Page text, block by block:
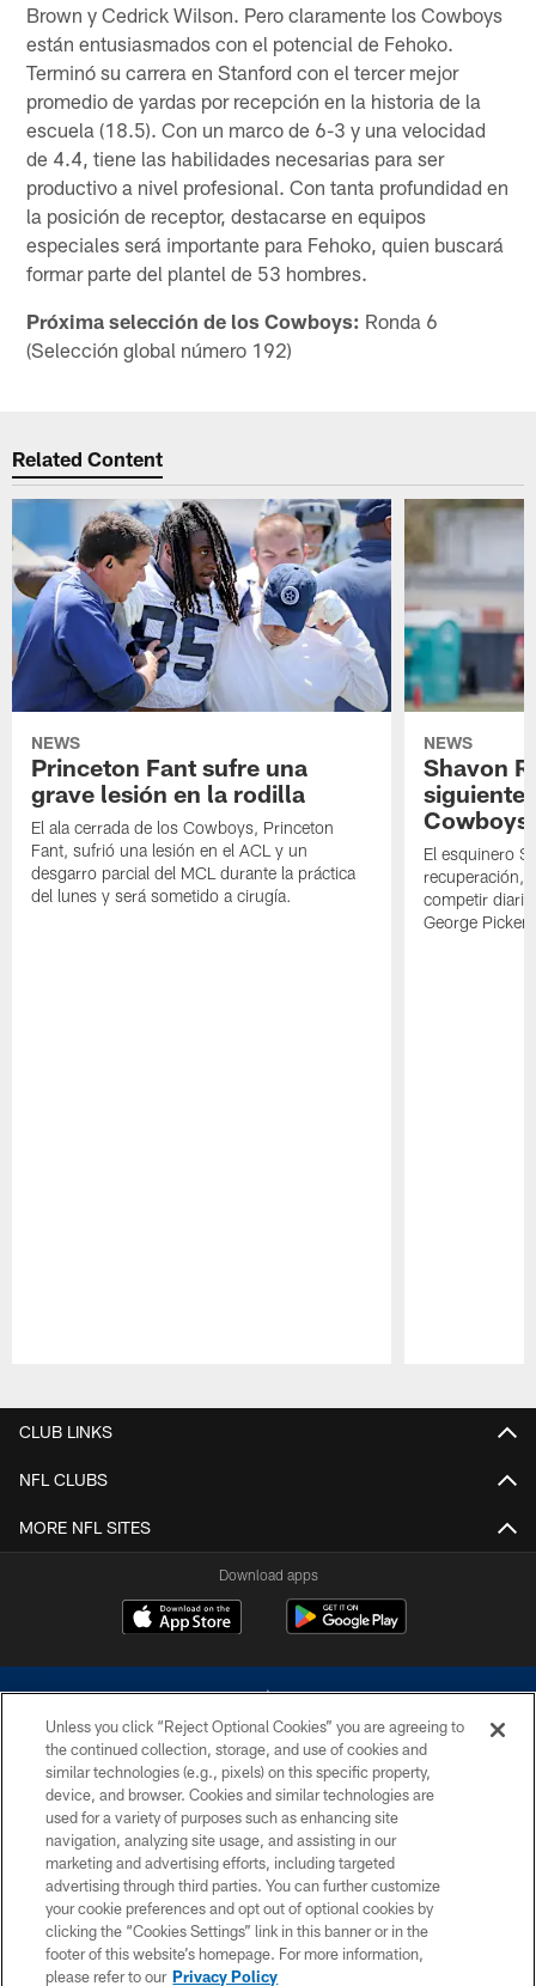
Brown y Cedrick Wilson. Pero claramente los Cowboys
están entusiasmados con el potencial de Fehoko.
Terminó su carrera en Stanford con el tercer mejor
promedio de yardas por recepción en la historia de la
escuela (18.5). Con un marco de 6-3 y una velocidad
de 4.4, tiene las habilidades necesarias para ser
productivo a nivel profesional. Con tanta profundidad en
la posición de receptor, destacarse en equipos
especiales será importante para Fehoko, quien buscará
formar parte del plantel de 53 hombres.
Próxima selección de los Cowboys: Ronda 6
(Selección global número 192)
Related Content
NEWS
Princeton Fant sufre una
grave lesión en la rodilla
El ala cerrada de los Cowboys, Princeton
Fant, sufrió una lesión en el ACL y un
desgarro parcial del MCL durante la práctica
del lunes y será sometido a cirugía.
NEWS
Shavon
siguiente
Cowboys
El esquinero
recuperación,
competir
George
CLUB LINKS
NFL CLUBS
MORE NFL SITES
Download apps
©2026 Dallas Cowboys. All rights reserved. Do not duplicate in any form
without permission of the Dallas Cowboys. The Dallas Cowboys
Cheerleaders will not initiate contact with any person to request personal or
financial information.
PRIVACY POLICY
ACCESSIBILITY
SITE MAP
Unless you click “Reject Optional Cookies” you are agreeing to
the continued collection, storage, and use of cookies and
similar technologies (e.g., pixels) on this specific property,
device, and browser. Cookies and similar technologies are
used for a variety of purposes such as enhancing site
navigation, analyzing site usage, and assisting in our
marketing and advertising efforts, including targeted
advertising through third parties. You can further customize
your cookie preferences and opt out of optional cookies by
clicking the “Cookies Settings” link in this banner or in the
footer of this website’s homepage. For more information,
please refer to our Privacy Policy